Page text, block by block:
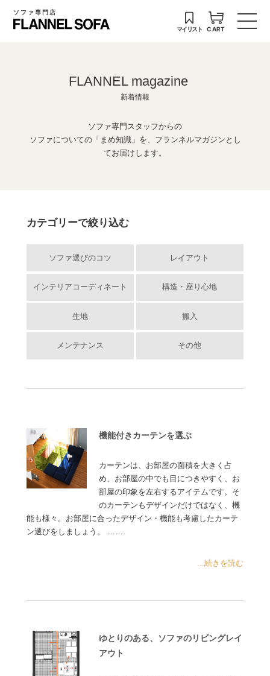
ソファ専門店
マイリスト CART
FLANNEL magazine
新着情報
ソファ専門スタッフからの
ソファについての「まめ知識」を、フランネルマガジンとし
てお届けします。
カテゴリーで絞り込む
ソファ選びのコツ レイアウト
インテリアコーディネート 構造・座り心地
生地 搬入
メンテナンス その他
機能付きカーテンを選ぶ
カーテンは、お部屋の面積を大きく占
め、お部屋の中でも目につきやすく、お
部屋の印象を左右するアイテムです。そ
のカーテンもデザインだけではなく、機
能も様々。お部屋に合ったデザイン・機能も考慮したカーテ
ン選びをしましょう。 ……
...続きを読む
ゆとりのある、ソファのリビングレイ
アウト